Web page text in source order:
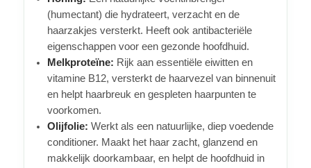
(humectant) die hydrateert, verzacht en de
haarzakjes versterkt. Heeft ook antibacteriële
eigenschappen voor een gezonde hoofdhuid.
Melkproteïne: Rijk aan essentiële eiwitten en
vitamine B12, versterkt de haarvezel van binnenuit
en helpt haarbreuk en gespleten haarpunten te
voorkomen.
Olijfolie: Werkt als een natuurlijke, diep voedende
conditioner. Maakt het haar zacht, glanzend en
makkelijk doorkambaar, en helpt de hoofdhuid in